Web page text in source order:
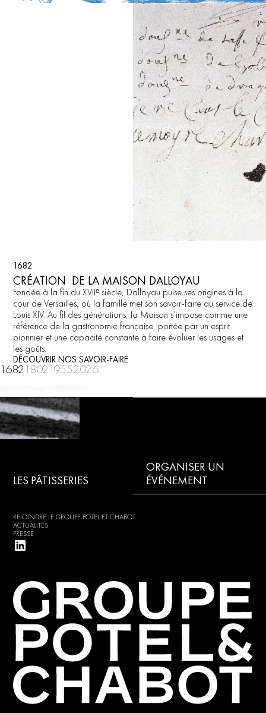
2026
1955
1802
1682
1682
CRÉATION DE LA MAISON DALLOYAU
Fondée à la fin du XVIIᵉ siècle, Dalloyau puise ses origines à la
cour de Versailles, où la famille met son savoir-faire au service de
Louis XIV. Au fil des générations, la Maison s’impose comme une
référence de la gastronomie française, portée par un esprit
pionnier et une capacité constante à faire évoluer les usages et
les goûts.
DÉCOUVRIR NOS SAVOIR-FAIRE
LES PÂTISSERIES
ORGANISER UN
ÉVÉNEMENT
REJOINDRE LE GROUPE POTEL ET CHABOT
ACTUALITÉS
PRESSE